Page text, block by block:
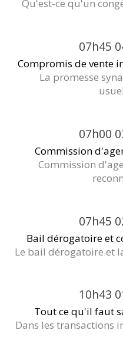
Qu'est-ce qu'un
07h45
Compromis de vente
La promesse
07h00
Commission
Commission
07h45
Bail dérogatoire et
Le bail dérogatoire et
10h43
Tout ce qu'il faut
Dans les transactions